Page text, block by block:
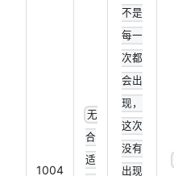
1004
无
合
适
不是
每一
次都
会出
现，
这次
没有
出现